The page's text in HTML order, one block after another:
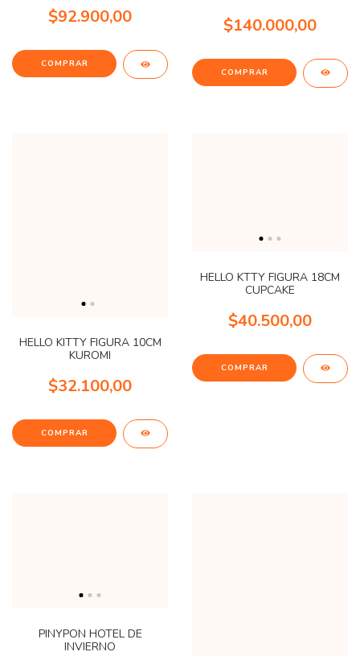
$92.900,00 $140.000,00
HELLO KITTY FIGURA 10CM
KUROMI
$32.100,00
HELLO KTTY FIGURA 18CM
CUPCAKE
$40.500,00
PINYPON HOTEL DE
INVIERNO